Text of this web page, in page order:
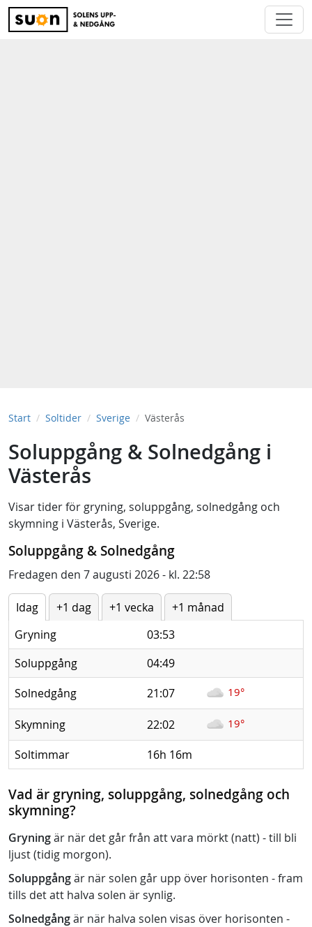
Start Soltider Sverige Västerås
Soluppgång & Solnedgång i
Västerås
Visar tider för gryning, soluppgång, solnedgång och
skymning i Västerås, Sverige.
Soluppgång & Solnedgång
Fredagen den 7 augusti 2026 - kl. 22:58
Idag +1 dag +1 vecka
+1 månad
Gryning
03:53
Soluppgång
04:49
Solnedgång
21:07 19°
Skymning 22:02 19°
Soltimmar 16h 16m
Vad är gryning, soluppgång, solnedgång och
skymning?
Gryningär när det går från att vara mörkt (natt) - till bli
ljust (tidig morgon).
Soluppgångär när solen går upp över horisonten - fram
tills det att halva solen är synlig.
Solnedgångär när halva solen visas över horisonten -